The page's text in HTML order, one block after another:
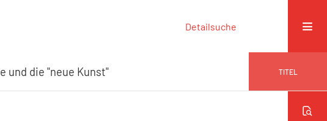
Detailsuche
und die "neue Kunst" TITEL